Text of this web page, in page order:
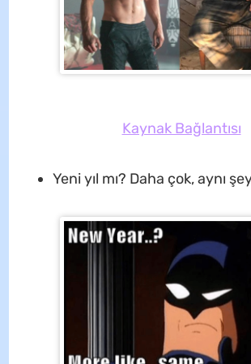
Kaynak Bağlantısı
Yeni yıl mı? Daha çok, aynı